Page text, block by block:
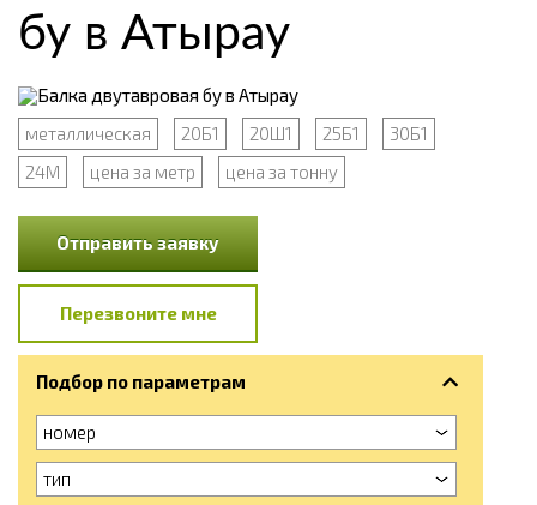
бу в Атырау
металлическая 20Б1 20Ш1 25Б1
30Б1
24М
цена за метр цена за тонну
Отправить заявку
Перезвоните мне
Подбор по параметрам
номер
тип